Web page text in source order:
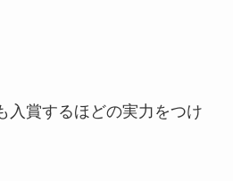
入賞するほどの実力をつけ